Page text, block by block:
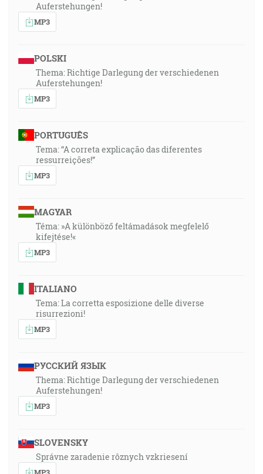
Auferstehungen!
MP3
POLSKI
Thema: Richtige Darlegung der verschiedenen
Auferstehungen!
MP3
PORTUGUÊS
Tema: “A correta explicação das diferentes
ressurreições!”
MP3
MAGYAR
Téma: »A különböző feltámadások megfelelő
kifejtése!«
MP3
ITALIANO
Tema: La corretta esposizione delle diverse
risurrezioni!
MP3
РУССКИЙ ЯЗЫК
Thema: Richtige Darlegung der verschiedenen
Auferstehungen!
MP3
SLOVENSKY
Správne zaradenie rôznych vzkriesení